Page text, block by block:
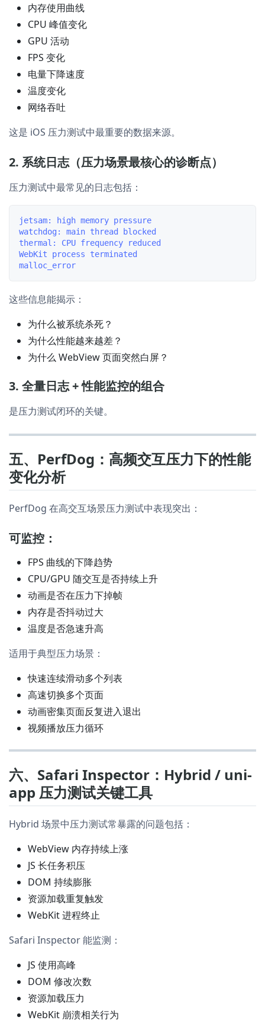
内存使用曲线
CPU 峰值变化
GPU 活动
FPS 变化
电量下降速度
温度变化
网络吞吐
这是 iOS 压力测试中最重要的数据来源。
2. 系统日志（压力场景最核心的诊断点）
压力测试中最常见的日志包括：
jetsam: high memory pressure
watchdog: main thread blocked
thermal: CPU frequency reduced
WebKit process terminated
这些信息能揭示：
为什么被系统杀死？
为什么性能越来越差？
为什么 WebView 页面突然白屏？
3. 全量日志 + 性能监控的组合
是压力测试闭环的关键。
五、PerfDog：高频交互压力下的性能
变化分析
PerfDog 在高交互场景压力测试中表现突出：
可监控：
FPS 曲线的下降趋势
CPU/GPU 随交互是否持续上升
动画是否在压力下掉帧
内存是否抖动过大
温度是否急速升高
适用于典型压力场景：
快速连续滑动多个列表
高速切换多个页面
动画密集页面反复进入退出
视频播放压力循环
六、Safari Inspector：Hybrid / uni-
app 压力测试关键工具
Hybrid 场景中压力测试常暴露的问题包括：
WebView 内存持续上涨
JS 长任务积压
DOM 持续膨胀
资源加载重复触发
WebKit 进程终止
Safari Inspector 能监测：
JS 使用高峰
DOM 修改次数
资源加载压力
WebKit 崩溃相关行为